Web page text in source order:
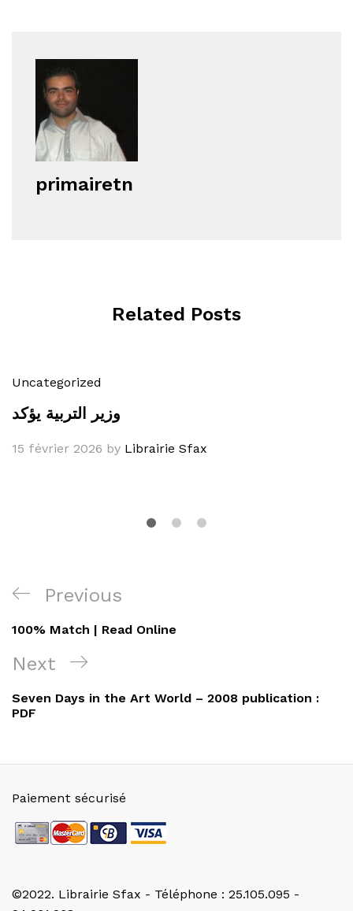
primairetn
Related Posts
Uncategorized
وزير التربية يؤكد
15 février 2026 by Librairie Sfax
Navigation
de
l’article
Previous
Post
Previous
100% Match | Read Online
Next
Post
Next
Seven Days in the Art World – 2008 publication :
PDF
©2022. Librairie Sfax - Téléphone : 25.105.095 -
Paiement sécurisé